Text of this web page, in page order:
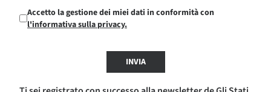
Accetto la gestione dei miei dati in conformità con
l'informativa sulla privacy.
INVIA